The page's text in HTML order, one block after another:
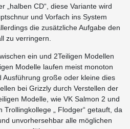
„halben CD“, diese Variante wird
und Vorfach ins System
die zusätzliche Aufgabe den
zu verringern.
ein und 2Teiligen Modellen
Modelle laufen meist monoton
Ausführung große oder kleine dies
bei Grizzly durch Verstellen der
Modelle, wie VK Salmon 2 und
„ Flodger“ getauft, da
unvorhersehbar alle möglichen